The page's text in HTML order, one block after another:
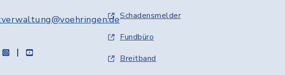
instagramyoutube
Schadensmelder
Fundbüro
Breitband